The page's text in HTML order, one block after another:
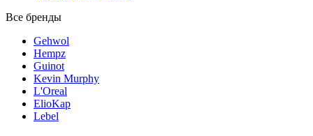
Все бренды
Gehwol
Hempz
Guinot
Kevin Murphy
L'Oreal
ElioKap
Lebel